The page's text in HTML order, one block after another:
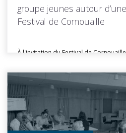
groupe jeunes autour
Festival de Cornouaille
À l'invitation du Festival de
Toutes les actus de cette